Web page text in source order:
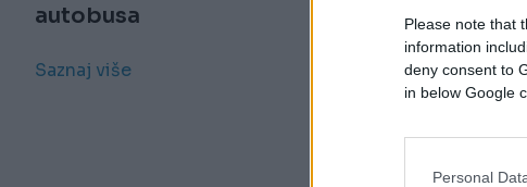
Please note that
information
deny consent to
in below Google
Personal
autobusa
Saznaj više